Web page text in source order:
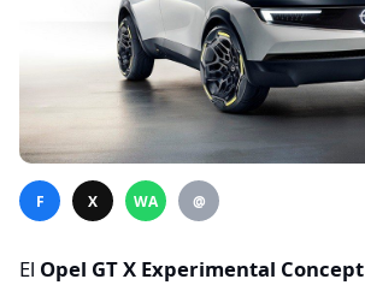
F X WA @
El Opel GT X Experimental Concept